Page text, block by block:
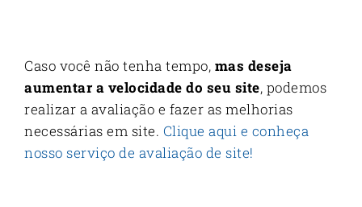
Caso você não tenha tempo, mas deseja
aumentar a velocidade do seu site, podemos
realizar a avaliação e fazer as melhorias
necessárias em site. Clique aqui e conheça
nosso serviço de avaliação de site!